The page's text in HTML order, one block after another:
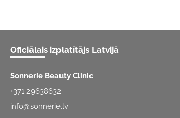
Oficiālais izplatītājs Latvijā
Sonnerie Beauty Clinic
+371 29638632
info@sonnerie.lv